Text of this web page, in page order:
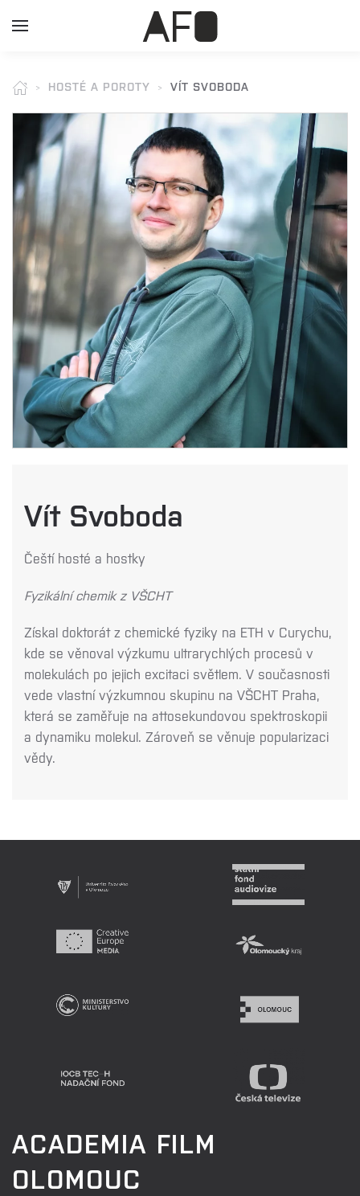
HOSTÉ A POROTY VÍT SVOBODA
Vít Svoboda
Čeští hosté a hostky
Fyzikální chemik z VŠCHT
Získal doktorát z chemické fyziky na ETH v Curychu,
kde se věnoval výzkumu ultrarychlých procesů v
molekulách po jejich excitaci světlem. V současnosti
vede vlastní výzkumnou skupinu na VŠCHT Praha,
která se zaměřuje na attosekundovou spektroskopii
a dynamiku molekul. Zároveň se věnuje popularizaci
vědy.
ACADEMIA FILM
OLOMOUC